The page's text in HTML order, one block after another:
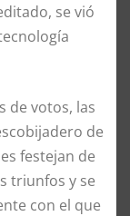
se vió
de votos, las
de
festejan de
triunfos y se
con el que